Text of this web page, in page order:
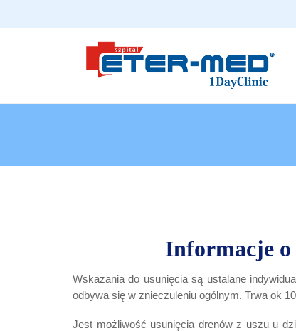
Informacje o
Wskazania do usunięcia są ustalane
odbywa się w znieczuleniu ogólnym. Trwa ok
Jest możliwość usunięcia drenów z uszu u